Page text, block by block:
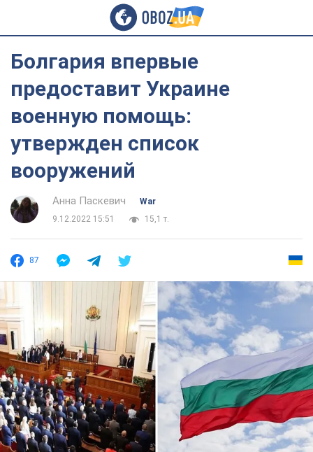
Болгария впервые
предоставит Украине
военную помощь:
утвержден список
вооружений
Анна Паскевич
War
9.12.2022 15:51
15,1 т.
87